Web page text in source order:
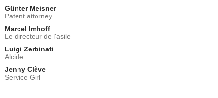
Günter Meisner
Patent attorney
Marcel Imhoff
Le directeur de l'asile
Luigi Zerbinati
Alcide
Jenny Clève
Service Girl